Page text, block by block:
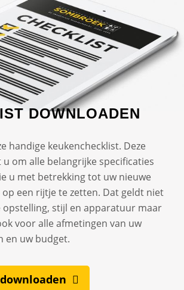
DOWNLOADEN
handige keukenchecklist. Deze
om alle belangrijke specificaties
u met betrekking tot uw nieuwe
op een rijtje te zetten. Dat geldt niet
opstelling, stijl en apparatuur maar
voor alle afmetingen van uw
en uw budget.